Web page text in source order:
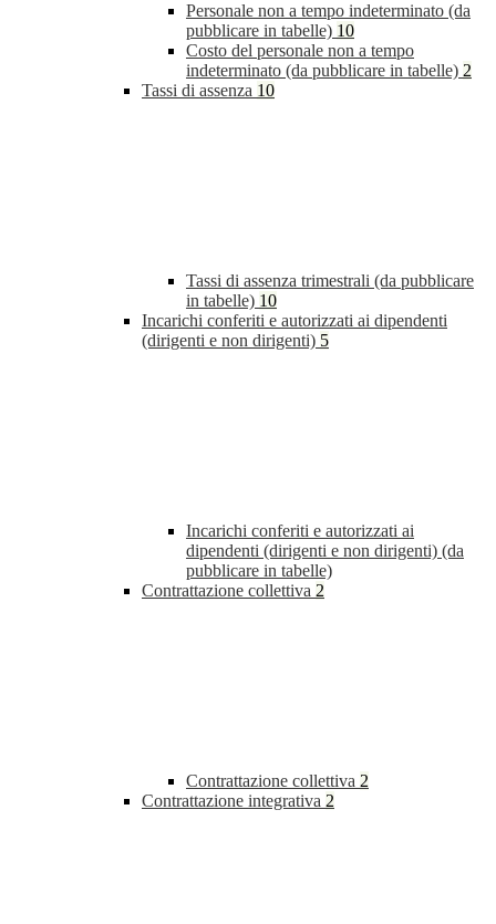
Personale non a tempo indeterminato (da
pubblicare in tabelle) 10
Costo del personale non a tempo
indeterminato (da pubblicare in tabelle) 2
Tassi di assenza 10
Tassi di assenza trimestrali (da pubblicare
in tabelle) 10
Incarichi conferiti e autorizzati ai dipendenti
(dirigenti e non dirigenti) 5
Incarichi conferiti e autorizzati ai
dipendenti (dirigenti e non dirigenti) (da
pubblicare in tabelle)
Contrattazione collettiva 2
Contrattazione collettiva 2
Contrattazione integrativa 2